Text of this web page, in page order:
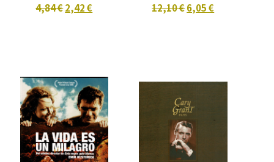
América)
4,84 €2,42 € 12,10 €6,05 €